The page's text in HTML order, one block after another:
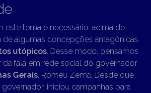
este tema é necessário, acima de
algumas concepções antagônicas
utópicos . Desse modo, pensamos
da fala em rede social do governador
Gerais , Romeu Zema. Desde que
iniciou campanhas para